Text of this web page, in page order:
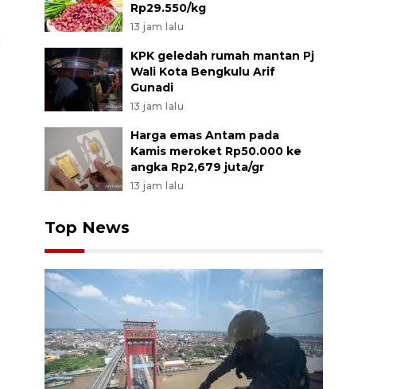
Rp29.550/kg
13 jam lalu
KPK geledah rumah mantan Pj
Wali Kota Bengkulu Arif
Gunadi
13 jam lalu
Harga emas Antam pada
Kamis meroket Rp50.000 ke
angka Rp2,679 juta/gr
13 jam lalu
Top News